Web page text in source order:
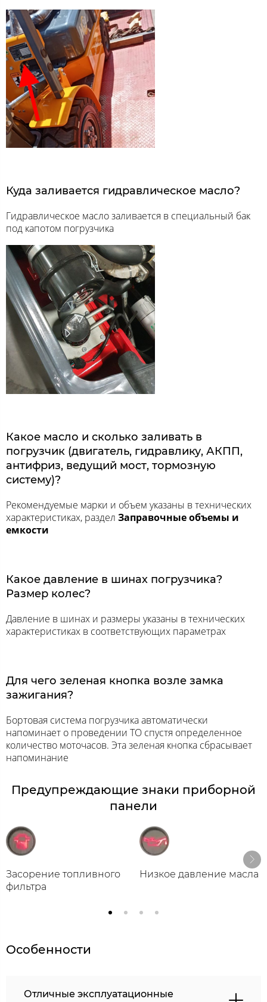
Куда заливается гидравлическое масло?
Гидравлическое масло заливается в специальный бак
под капотом погрузчика
Какое масло и сколько заливать в
погрузчик (двигатель, гидравлику, АКПП,
антифриз, ведущий мост, тормозную
систему)?
Рекомендуемые марки и объем указаны в технических
характеристиках, раздел Заправочные объемы и
емкости
Какое давление в шинах погрузчика?
Размер колес?
Давление в шинах и размеры указаны в технических
характеристиках в соответствующих параметрах
Для чего зеленая кнопка возле замка
зажигания?
Бортовая система погрузчика автоматически
напоминает о проведении ТО спустя определенное
количество моточасов. Эта зеленая кнопка сбрасывает
напоминание
Предупреждающие знаки приборной
панели
Засорение топливного
фильтра
Низкое давление масла
Особенности
Отличные эксплуатационные